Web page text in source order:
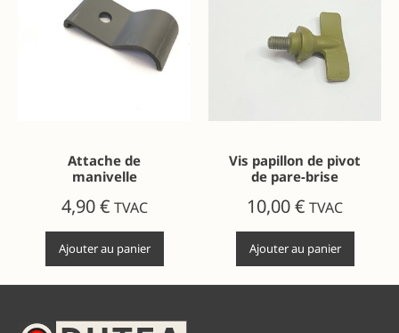
Attache de
manivelle
4,90€ TVAC
Ajouter au panier
Vis papillon de pivot
de pare-brise
10,00€ TVAC
Ajouter au panier